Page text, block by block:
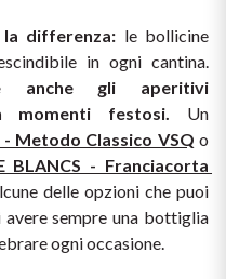
differenza: le bollicine
in ogni cantina.
anche gli aperitivi
momenti festosi.
- Metodo Classico VSQ o
BLANCS - Franciacorta
delle opzioni che puoi
sempre una bottiglia
ogni occasione.